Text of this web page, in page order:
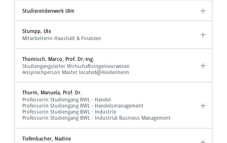
Studierendenwerk Ulm
Stumpp, Ute
Mitarbeiterin Haushalt & Finanzen
Thomisch, Marco, Prof. Dr.-Ing.
Studiengangsleiter Wirtschaftsingenieurwesen
Ansprechperson Master located@Heidenheim
Thurm, Manuela, Prof. Dr.
Professorin Studiengang BWL - Handel
Professorin Studiengang BWL - Handelsmanagement
Professorin Studiengang BWL - Industrie
Professorin Studiengang BWL - Industrial Business Management
Tiefenbacher, Nadine